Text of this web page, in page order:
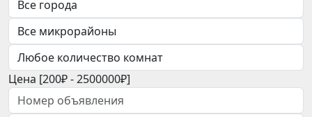
Цена [200₽-2500000₽]